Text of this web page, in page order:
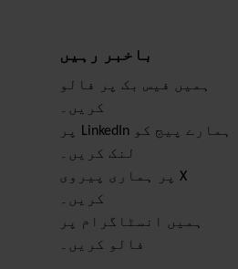
باخبر رہیں
ہمیں فیس بک پر فالو
کریں۔
ہمارے پیج کو LinkedIn پر
لنک کریں۔
X پر ہماری پیروی
کریں۔
ہمیں انسٹاگرام پر
فالو کریں۔